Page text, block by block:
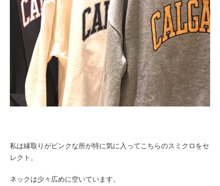
私は縁取りがピンクな所が特に気に入ってこちらのスミクロをセ
レクト。
ネックは少々広めに空いています。